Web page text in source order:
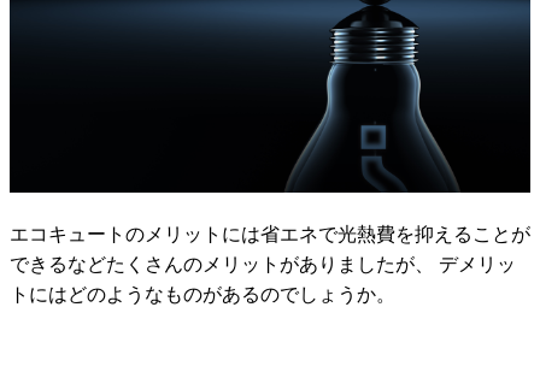
エコキュートのメリットには省エネで光熱費を抑えることが
できるなどたくさんのメリットがありましたが、 デメリッ
トにはどのようなものがあるのでしょうか。